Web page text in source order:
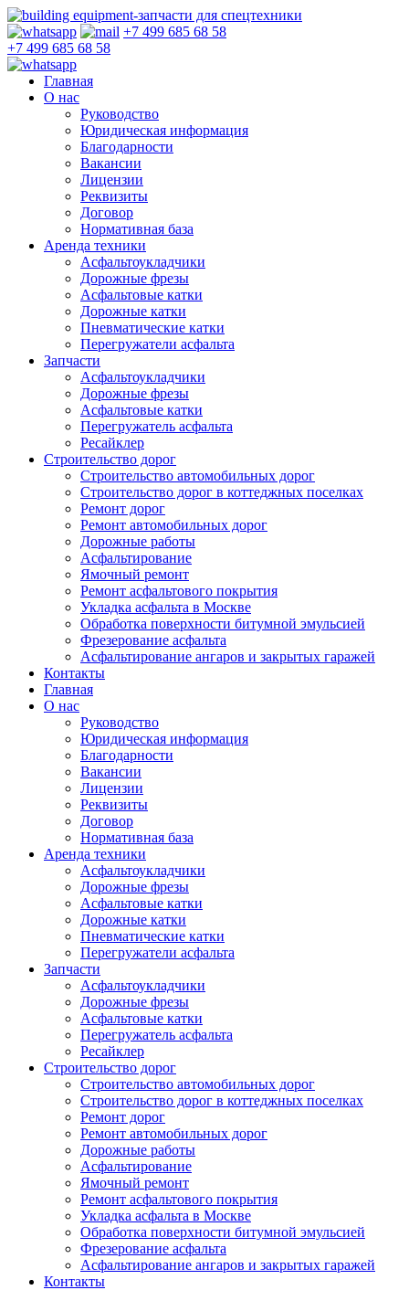
+7 499 685 68 58
+7 499 685 68 58
Главная
О нас
Руководство
Юридическая информация
Благодарности
Вакансии
Лицензии
Реквизиты
Договор
Нормативная база
Аренда техники
Асфальтоукладчики
Дорожные фрезы
Асфальтовые катки
Дорожные катки
Пневматические катки
Перегружатели асфальта
Запчасти
Асфальтоукладчики
Дорожные фрезы
Асфальтовые катки
Перегружатель асфальта
Ресайклер
Строительство дорог
Строительство автомобильных дорог
Строительство дорог в коттеджных поселках
Ремонт дорог
Ремонт автомобильных дорог
Дорожные работы
Асфальтирование
Ямочный ремонт
Ремонт асфальтового покрытия
Укладка асфальта в Москве
Обработка поверхности битумной эмульсией
Фрезерование асфальта
Асфальтирование ангаров и закрытых гаражей
Контакты
Главная
О нас
Руководство
Юридическая информация
Благодарности
Вакансии
Лицензии
Реквизиты
Договор
Нормативная база
Аренда техники
Асфальтоукладчики
Дорожные фрезы
Асфальтовые катки
Дорожные катки
Пневматические катки
Перегружатели асфальта
Запчасти
Асфальтоукладчики
Дорожные фрезы
Асфальтовые катки
Перегружатель асфальта
Ресайклер
Строительство дорог
Строительство автомобильных дорог
Строительство дорог в коттеджных поселках
Ремонт дорог
Ремонт автомобильных дорог
Дорожные работы
Асфальтирование
Ямочный ремонт
Ремонт асфальтового покрытия
Укладка асфальта в Москве
Обработка поверхности битумной эмульсией
Фрезерование асфальта
Асфальтирование ангаров и закрытых гаражей
Контакты